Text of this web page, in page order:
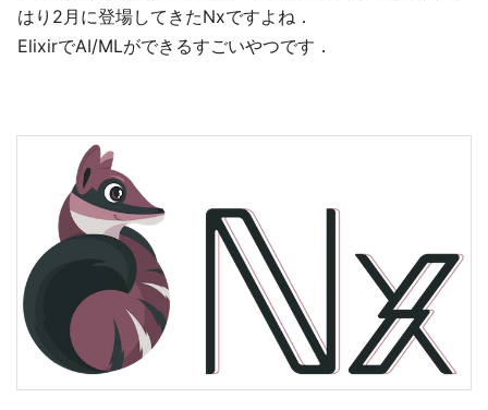
はり2月に登場してきたNxですよね．
ElixirでAI/MLができるすごいやつです．